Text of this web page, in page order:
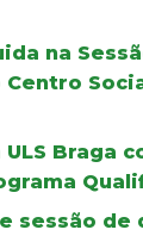
na
Braga
sessão de